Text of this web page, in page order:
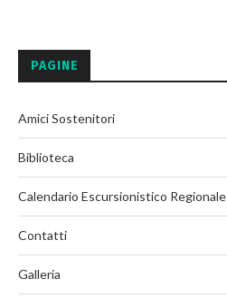
PAGINE
Amici Sostenitori
Biblioteca
Calendario Escursionistico Regionale
Contatti
Galleria